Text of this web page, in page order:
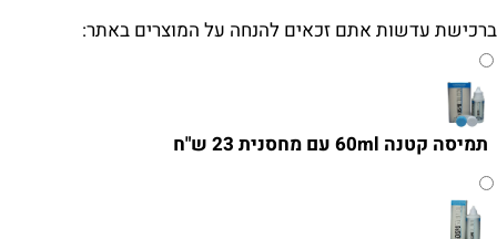
ברכישת עדשות אתם זכאים להנחה על המוצרים באתר:
תמיסה קטנה 60ml עם מחסנית 23 ש"ח